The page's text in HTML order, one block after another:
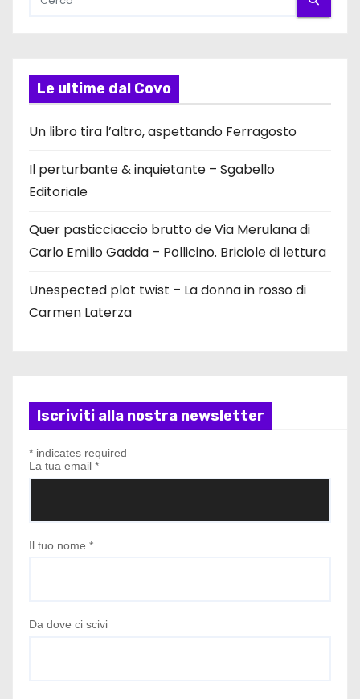
Le ultime dal Covo
Un libro tira l’altro, aspettando Ferragosto
Il perturbante & inquietante – Sgabello
Editoriale
Quer pasticciaccio brutto de Via Merulana di
Carlo Emilio Gadda – Pollicino. Briciole di lettura
Unespected plot twist – La donna in rosso di
Carmen Laterza
Iscriviti alla nostra newsletter
* indicates required
La tua email *
Il tuo nome *
Da dove ci scivi